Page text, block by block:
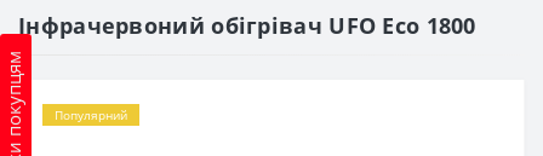
Інфрачервоний обігрівач UFO Eco 1800
Популярний